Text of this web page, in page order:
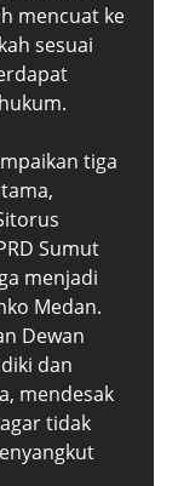
mencuat ke
sesuai
tiga
Sumut
menjadi
Medan.
Dewan
dan
mendesak
tidak